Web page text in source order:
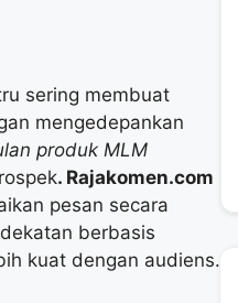
sering membuat
mengedepankan
produk MLM
. Rajakomen.com
pesan secara
berbasis
kuat dengan audiens.